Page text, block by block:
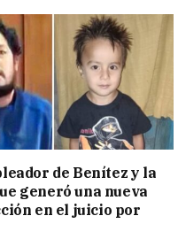
de Benítez y la
generó una nueva
en el juicio por